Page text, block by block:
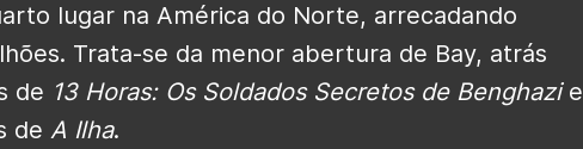
lugar na América do Norte, arrecadando
Trata-se da menor abertura de Bay, atrás
de 13 Horas: Os Soldados Secretos de Benghazie
de A Ilha.